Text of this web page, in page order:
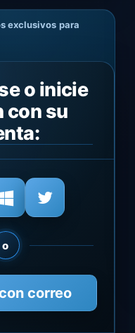
exclusivos para
o inicie
con su
o
correo